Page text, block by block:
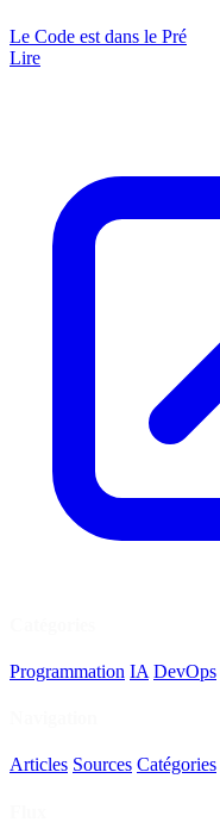
Le Code est dans le Pré
Lire
Programmation IA DevOps
Articles Sources Catégories